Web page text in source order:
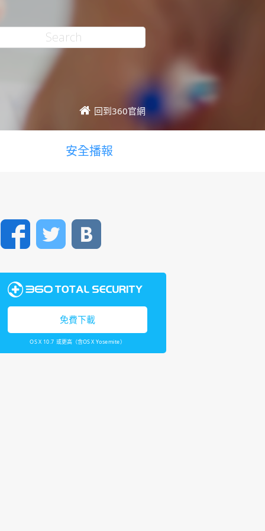
回到360官網
安全播報
FacebookTwitter
免費下載
OS X 10.7 或更高（含OS X Yosemite）